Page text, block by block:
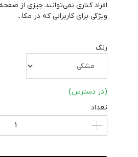
افراد کناری نمی‌توانند چیزی از
ویژگی برای کاربرانی که در مکا...
رنگ
(در دسترس)
تعداد